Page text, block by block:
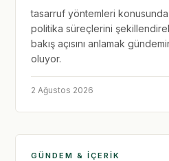
tasarruf yöntemleri konusunda
politika süreçlerini
bakış açısını anlamak
oluyor.
2 Ağustos 2026
GÜNDEM & İÇERIK